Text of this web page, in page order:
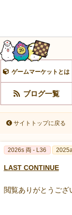
ゲームマーケットとは
ブログ一覧
サイトトップに戻る
2026s 両 - L36
LAST CONTINUE
閲覧ありがとうござ